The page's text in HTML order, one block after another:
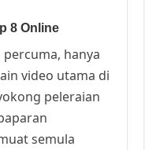
8 Online
hanya
video utama di
peleraian
semula